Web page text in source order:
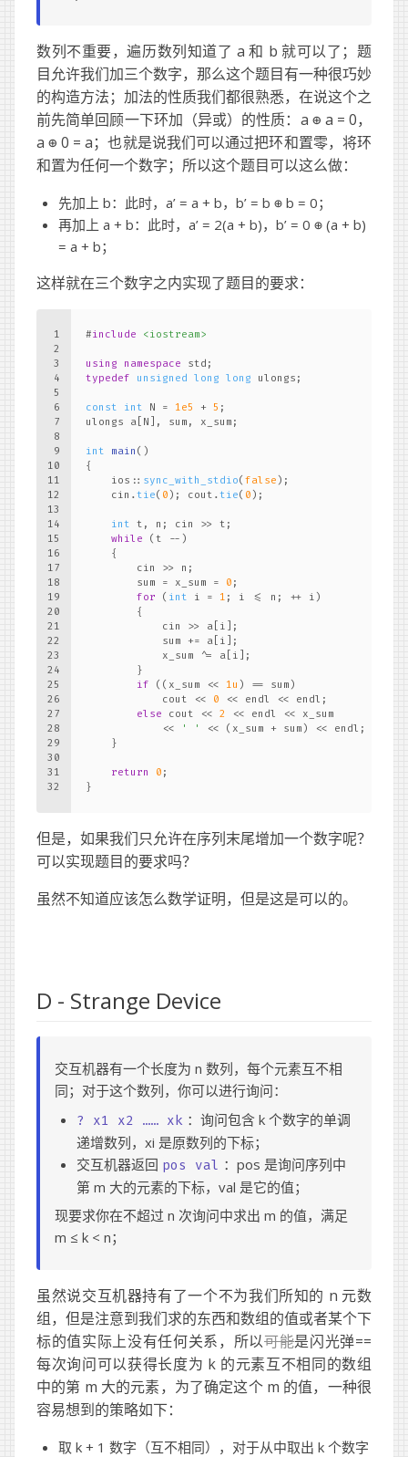
数列不重要，遍历数列知道了 a 和 b 就可以了；题
目允许我们加三个数字，那么这个题目有一种很巧妙
的构造方法；加法的性质我们都很熟悉，在说这个之
前先简单回顾一下环加（异或）的性质：a ⊕ a = 0，
a ⊕ 0 = a；也就是说我们可以通过把环和置零，将环
和置为任何一个数字；所以这个题目可以这么做：
先加上 b：此时，a’ = a + b，b’ = b ⊕ b = 0；
再加上 a + b：此时，a’ = 2(a + b)，b’ = 0 ⊕ (a + b)
= a + b；
这样就在三个数字之内实现了题目的要求：
1
2
3
4
5
6
7
8
9
10
11
12
13
14
15
16
17
18
19
20
21
22
23
24
25
26
27
28
29
30
31
32
#include <iostream>
using namespace std;
typedef unsigned long long ulongs;
const int N = 1e5 + 5 ;
ulongs a[N], sum, x_sum;
int main ()
{
    ios::
sync_with_stdio( false );
    cin.
tie( 0 ); cout.tie( 0 );
int t, n; cin >> t;
while (t --)
    {
        cin >> n;
        sum = x_sum =
0 ;
for ( int i = 1 ; i <= n; ++ i)
        {
            cin >> a[i];
            sum += a[i];
            x_sum ^= a[i];
        }
if ((x_sum << 1u ) == sum)
            cout <<
0 << endl << endl;
else cout << 2 << endl << x_sum
            <<
' '
<< (x_sum + sum) << endl;
    }
return 0 ;
}
但是，如果我们只允许在序列末尾增加一个数字呢？
可以实现题目的要求吗？
虽然不知道应该怎么数学证明，但是这是可以的。
D - Strange Device
交互机器有一个长度为 n 数列，每个元素互不相
同；对于这个数列，你可以进行询问：
? x1 x2 …… xk ：询问包含 k 个数字的单调
递增数列，xi 是原数列的下标；
交互机器返回 pos val ：pos 是询问序列中
第 m 大的元素的下标，val 是它的值；
现要求你在不超过 n 次询问中求出 m 的值，满足
m ≤ k < n；
虽然说交互机器持有了一个不为我们所知的 n 元数
组，但是注意到我们求的东西和数组的值或者某个下
标的值实际上没有任何关系，所以可能是闪光弹==
每次询问可以获得长度为 k 的元素互不相同的数组
中的第 m 大的元素，为了确定这个 m 的值，一种很
容易想到的策略如下：
取 k + 1 数字（互不相同），对于从中取出 k 个数字